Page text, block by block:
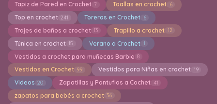
Tapiz de Pared en Crochet 7 Toallas en crochet 6
Top en crochet 241 Toreras en Crochet 6
Trajes de baños a crochet 13 Trapillo a crochet 12
Túnica en crochet 15 Verano a Crochet 1
Vestidos a crochet para muñecas Barbie 8
Vestidos en Crochet 99 Vestidos para Niñas en crochet 19
Videos 20 Zapatillas y Pantuflas a Cochet 41
zapatos para bebés a crochet 36